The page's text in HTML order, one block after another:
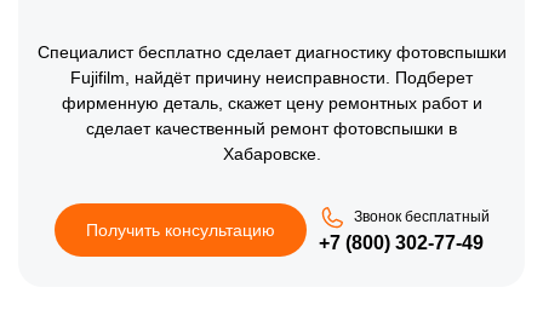
Специалист бесплатно сделает диагностику фотовспышки
Fujifilm, найдёт причину неисправности. Подберет
фирменную деталь, скажет цену ремонтных работ и
сделает качественный ремонт фотовспышки в
Хабаровске.
Получить консультацию
Звонок бесплатный
+7 (800) 302-77-49